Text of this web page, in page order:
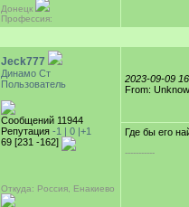
Донецк
Профессия:
Jeck777
Динамо Ст
Пользователь
Сообщений 11944
Репутация -1 | 0 |+1
69 [231 -162]
Откуда: Россия, Енакиево
2023-09-09
From:
Где бы его
-----------